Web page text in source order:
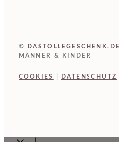
© DASTOLLEGESCHENK.DE
MÄNNER & KINDER
COOKIES DATENSCHUTZ